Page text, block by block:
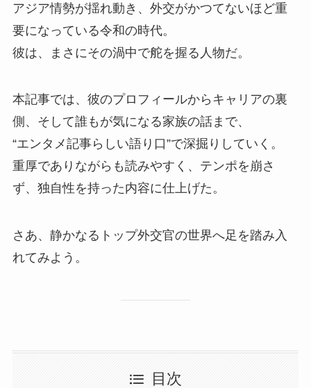
アジア情勢が揺れ動き、外交がかつてないほど重
要になっている令和の時代。
彼は、まさにその渦中で舵を握る人物だ。
本記事では、彼のプロフィールからキャリアの裏
側、そして誰もが気になる家族の話まで、
“エンタメ記事らしい語り口”で深掘りしていく。
重厚でありながらも読みやすく、テンポを崩さ
ず、独自性を持った内容に仕上げた。
さあ、静かなるトップ外交官の世界へ足を踏み入
れてみよう。
目次